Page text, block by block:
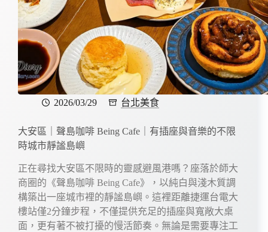
2026/03/29 台北美食
大安區｜聲島咖啡 Being Cafe｜有插座與音樂的不限
時城市靜謐島嶼
正在尋找大安區不限時的靈感避風港嗎？座落於師大
商圈的《聲島咖啡 Being Cafe》，以純白與淺木質調
構築出一座城市裡的靜謐島嶼。這裡距離捷運台電大
樓站僅2分鐘步程，不僅提供充足的插座與寬敞大桌
面，更有著不被打擾的慢活節奏。無論是需要專注工